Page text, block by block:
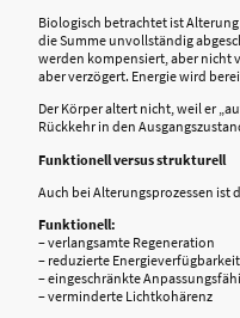
Biologisch betrachtet ist
die Summe unvollständig
werden kompensiert, aber nicht
aber verzögert. Energie wird
Der Körper altert nicht, weil er
Rückkehr in den
Funktionell versus strukturell
Auch bei Alterungsprozessen ist
Funktionell:
– verlangsamte Regeneration
– reduzierte Energieverfügbarkeit
– eingeschränkte
– verminderte Lichtkohärenz